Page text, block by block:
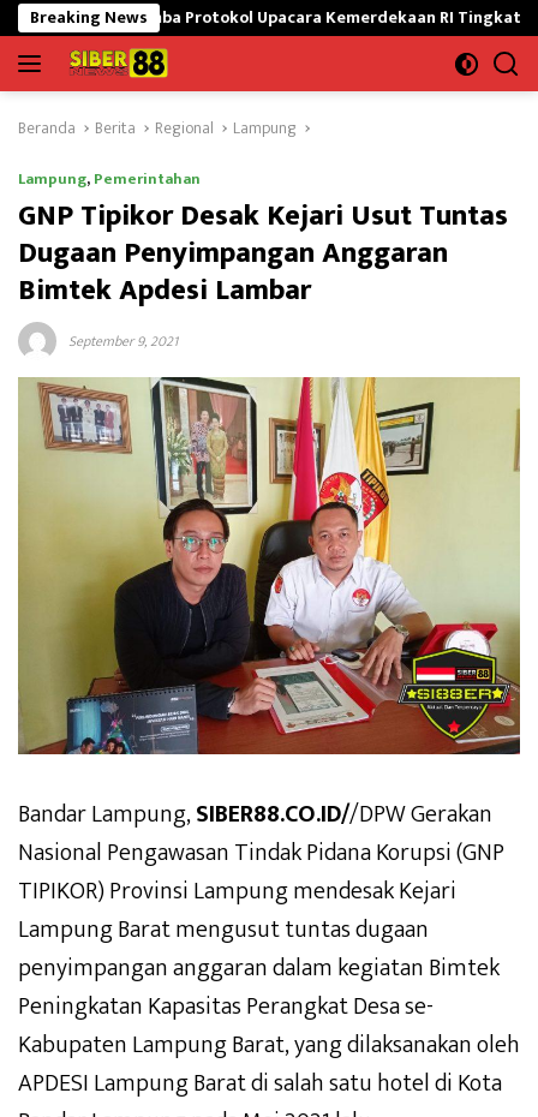
Langsung
ke
konten
Breaking News
Protokol Upacara Kemerdekaan RI Tingkat Nasional
Beranda Berita Regional Lampung
Lampung,Pemerintahan
GNP Tipikor Desak Kejari Usut Tuntas
Dugaan Penyimpangan Anggaran
Bimtek Apdesi Lambar
September 9, 2021
Bandar Lampung,SIBER88.CO.ID//DPW Gerakan
Nasional Pengawasan Tindak Pidana Korupsi (GNP
TIPIKOR) Provinsi Lampung mendesak Kejari
Lampung Barat mengusut tuntas dugaan
penyimpangan anggaran dalam kegiatan Bimtek
Peningkatan Kapasitas Perangkat Desa se-
Kabupaten Lampung Barat, yang dilaksanakan oleh
APDESI Lampung Barat di salah satu hotel di Kota